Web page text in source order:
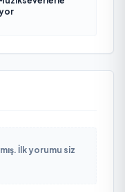
İlk yorumu siz